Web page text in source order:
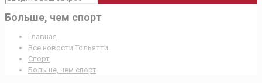
Больше, чем спорт
Главная
Все новости Тольятти
Спорт
Больше, чем спорт